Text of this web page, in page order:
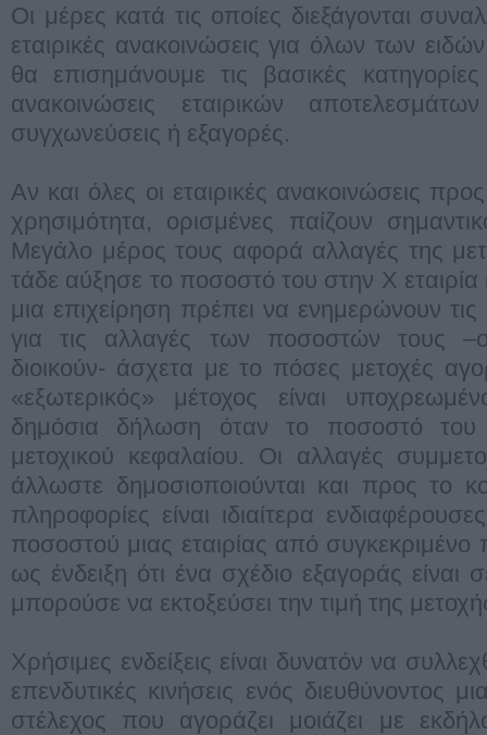
Οι μέρες κατά τις οποίες διεξάγονται
εταιρικές ανακοινώσεις για όλων των
θα επισημάνουμε τις βασικές
ανακοινώσεις εταιρικών
συγχωνεύσεις ή εξαγορές.
Αν και όλες οι εταιρικές ανακοινώσεις
χρησιμότητα, ορισμένες παίζουν
Μεγάλο μέρος τους αφορά αλλαγές της
τάδε αύξησε το ποσοστό του στην Χ εταιρία
μια επιχείρηση πρέπει να ενημερώνουν
για τις αλλαγές των ποσοστών τους
διοικούν- άσχετα με το πόσες μετοχές
«εξωτερικός» μέτοχος είναι
δημόσια δήλωση όταν το ποσοστό
μετοχικού κεφαλαίου. Οι αλλαγές
άλλωστε δημοσιοποιούνται και προς το
πληροφορίες είναι ιδιαίτερα
ποσοστού μιας εταιρίας από συγκεκριμένο
ως ένδειξη ότι ένα σχέδιο εξαγοράς είναι
μπορούσε να εκτοξεύσει την τιμή της
Χρήσιμες ενδείξεις είναι δυνατόν να
επενδυτικές κινήσεις ενός διευθύνοντος
στέλεχος που αγοράζει μοιάζει με